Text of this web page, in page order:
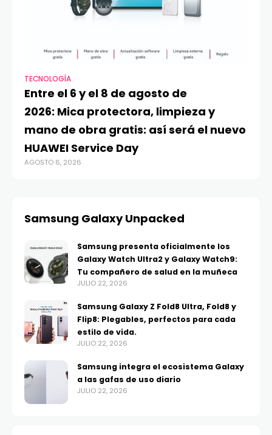
TECNOLOGÍA
Entre el 6 y el 8 de agosto de
2026: Mica protectora, limpieza y
mano de obra gratis: así será el nuevo
HUAWEI Service Day
AGOSTO 6, 2026
Samsung Galaxy Unpacked
Samsung presenta oficialmente los
Galaxy Watch Ultra2 y Galaxy Watch9:
Tu compañero de salud en la muñeca
JULIO 22, 2026
Samsung Galaxy Z Fold8 Ultra, Fold8 y
Flip8: Plegables, perfectos para cada
estilo de vida.
JULIO 22, 2026
Samsung integra el ecosistema Galaxy
a las gafas de uso diario
JULIO 22, 2026